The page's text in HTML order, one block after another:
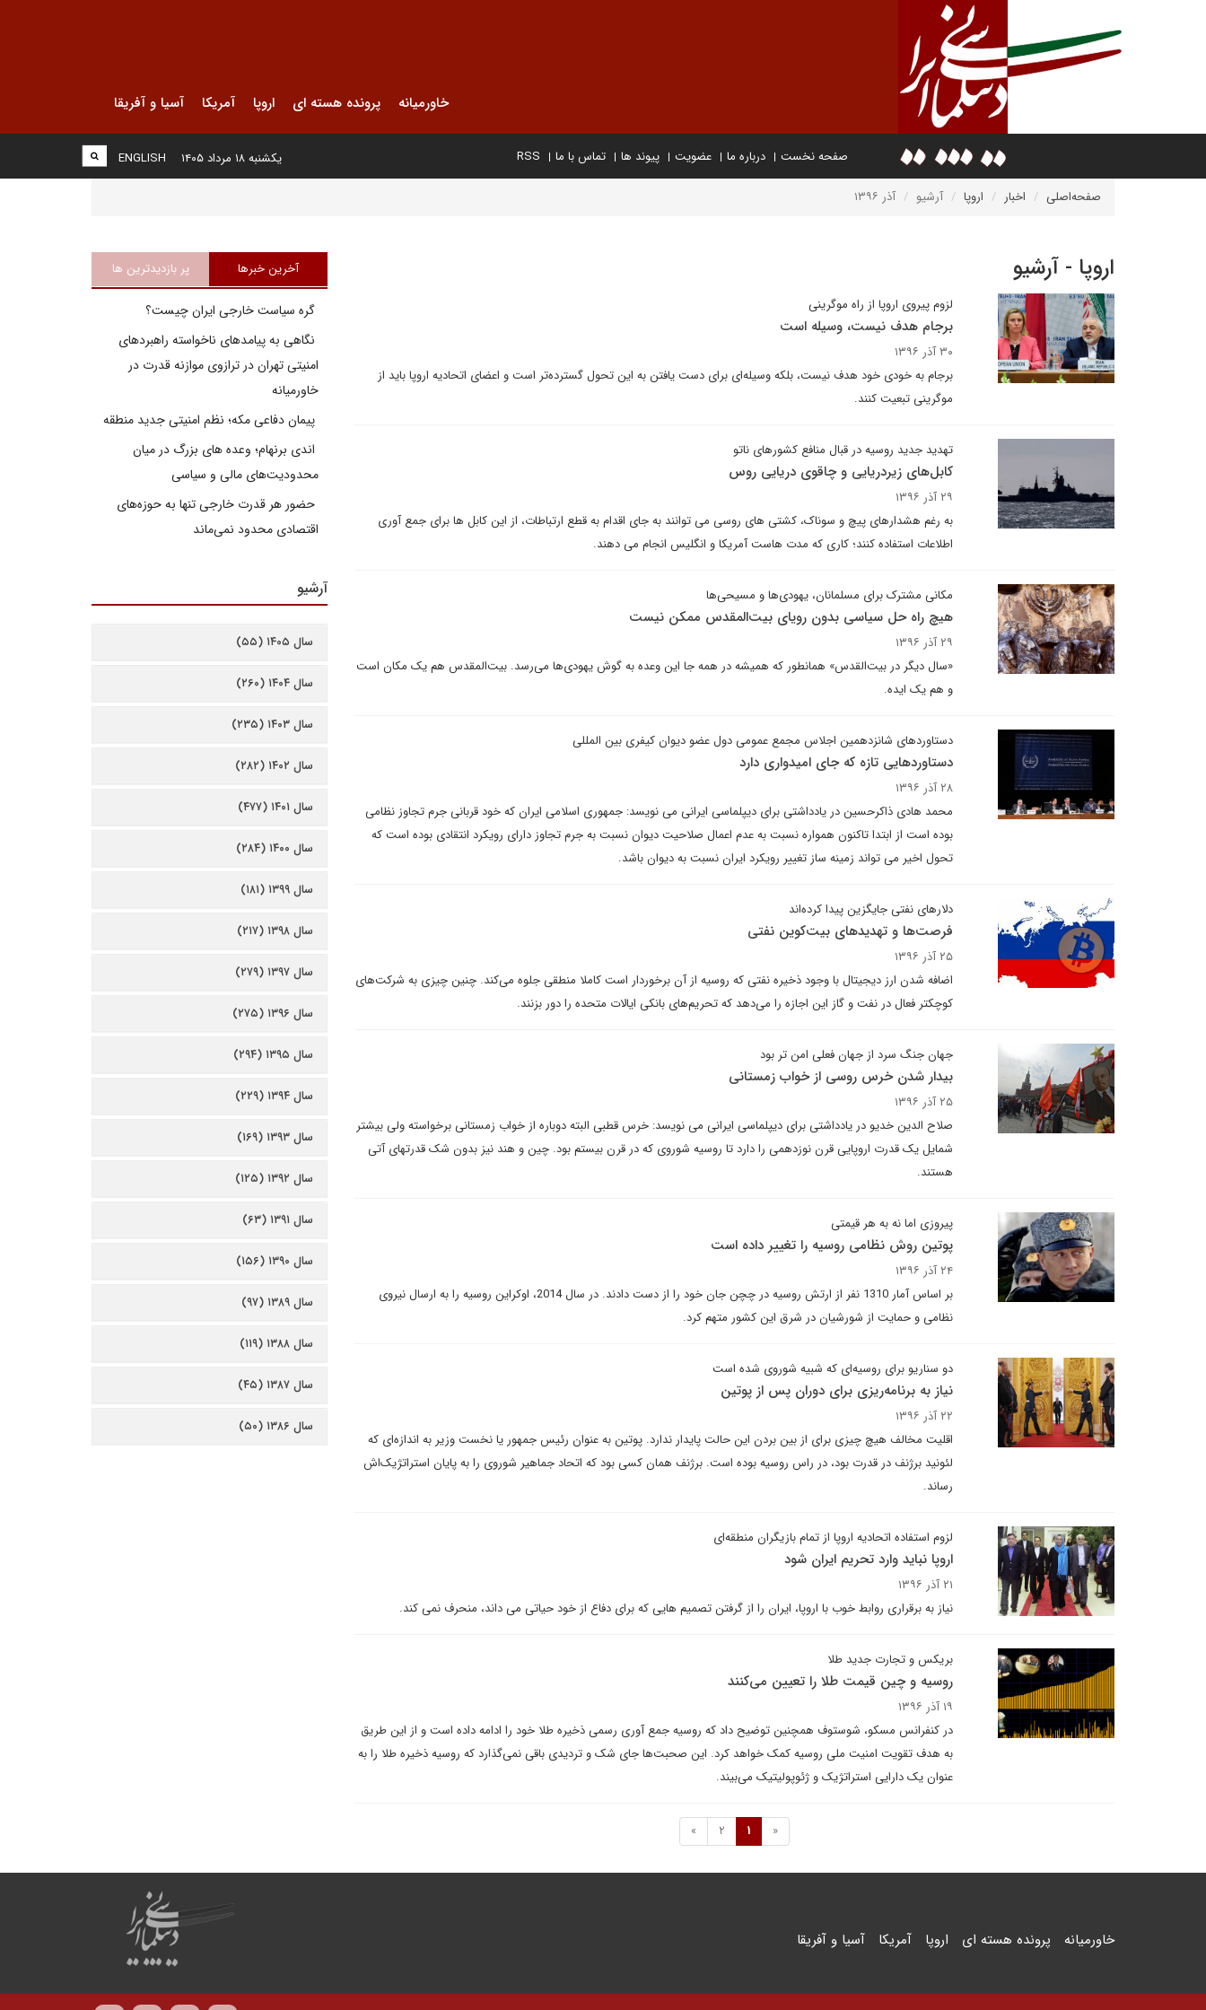
خاورمیانه پرونده هسته ای اروپا آمریکا آسیا و آفریقا
صفحه نخست درباره ما عضویت پیوند ها تماس با ما RSS
ENGLISH یکشنبه ۱۸ مرداد ۱۴۰۵
صفحه‌اصلی اخبار اروپا آرشیو آذر ۱۳۹۶
اروپا - آرشیو
لزوم پیروی اروپا از راه موگرینی
برجام هدف نیست، وسیله است
۳۰ آذر ۱۳۹۶
برجام به خودی خود هدف نیست، بلکه وسیله‌ای برای دست یافتن به این تحول گسترده‌تر است و اعضای اتحادیه اروپا باید از
موگرینی تبعیت کنند.
تهدید جدید روسیه در قبال منافع کشورهای ناتو
کابل‌های زیردریایی و چاقوی دریایی روس
۲۹ آذر ۱۳۹۶
به رغم هشدارهای پیچ و سوناک، کشتی های روسی می توانند به جای اقدام به قطع ارتباطات، از این کابل ها برای جمع آوری
اطلاعات استفاده کنند؛ کاری که مدت هاست آمریکا و انگلیس انجام می دهند.
مکانی مشترک برای مسلمانان، یهودی‌ها و مسیحی‌ها
هیچ راه حل سیاسی بدون رویای بیت‌‌المقدس ممکن نیست
۲۹ آذر ۱۳۹۶
«سال دیگر در بیت‌القدس» همانطور که همیشه در همه جا این وعده به گوش یهودی‌ها می‌رسد. بیت‌المقدس هم یک مکان است
و هم یک ایده.
دستاوردهای شانزدهمین اجلاس مجمع عمومی دول عضو دیوان کیفری بین المللی
دستاوردهایی تازه که جای امیدواری دارد
۲۸ آذر ۱۳۹۶
محمد هادی ذاکرحسین در یادداشتی برای دیپلماسی ایرانی می نویسد: جمهوری اسلامی ایران که خود قربانی جرم تجاوز نظامی
بوده است از ابتدا تاکنون همواره نسبت به عدم اعمال صلاحیت دیوان نسبت به جرم تجاوز دارای رویکرد انتقادی بوده است که
تحول اخیر می تواند زمینه ساز تغییر رویکرد ایران نسبت به دیوان باشد.
دلارهای نفتی جایگزین پیدا کرده‌اند
فرصت‌ها و تهدیدهای بیت‌کوین نفتی
۲۵ آذر ۱۳۹۶
اضافه شدن ارز دیجیتال با وجود ذخیره نفتی که روسیه از آن برخوردار است کاملا منطقی جلوه می‌کند. چنین چیزی به شرکت‌های
کوچکتر فعال در نفت و گاز این اجازه را می‌دهد که تحریم‌های بانکی ایالات متحده را دور بزنند.
جهان جنگ سرد از جهان فعلی امن تر بود
بیدار شدن خرس روسی از خواب زمستانی
۲۵ آذر ۱۳۹۶
صلاح الدین خدیو در یادداشتی برای دیپلماسی ایرانی می نویسد: خرس قطبی البته دوباره از خواب زمستانی برخواسته ولی بیشتر
شمایل یک قدرت اروپایی قرن نوزدهمی را دارد تا روسیه شوروی که در قرن بیستم بود. چین و هند نیز بدون شک قدرتهای آتی
هستند.
پیروزی اما نه به هر قیمتی
پوتین روش نظامی روسیه را تغییر داده است
۲۴ آذر ۱۳۹۶
بر اساس آمار 1310 نفر از ارتش روسیه در چچن جان خود را از دست دادند. در سال 2014، اوکراین روسیه را به ارسال نیروی
نظامی و حمایت از شورشیان در شرق این کشور متهم کرد.
دو سناریو برای روسیه‌ای که شبیه شوروی شده است
نیاز به برنامه‌ریزی برای دوران پس از پوتین
۲۲ آذر ۱۳۹۶
اقلیت مخالف هیچ چیزی برای از بین بردن این حالت پایدار ندارد. پوتین به عنوان رئیس جمهور یا نخست وزیر به اندازه‌ای که
لئونید برژنف در قدرت بود، در راس روسیه بوده است. برژنف همان کسی بود که اتحاد جماهیر شوروی را به پایان استراتژیک‌اش
رساند.
لزوم استفاده اتحادیه اروپا از تمام بازیگران منطقه‌ای
اروپا نباید وارد تحریم ایران شود
۲۱ آذر ۱۳۹۶
نیاز به برقراری روابط خوب با اروپا، ایران را از گرفتن تصمیم هایی که برای دفاع از خود حیاتی می داند، منحرف نمی کند.
بریکس و تجارت جدید طلا
روسیه و چین قیمت طلا را تعیین می‌کنند
۱۹ آذر ۱۳۹۶
در کنفرانس مسکو، شوستوف همچنین توضیح داد که روسیه جمع آوری رسمی ذخیره طلا خود را ادامه داده است و از این طریق
به هدف تقویت امنیت ملی روسیه کمک خواهد کرد. این صحبت‌ها جای شک و تردیدی باقی نمی‌گذارد که روسیه ذخیره طلا را به
عنوان یک دارایی استراتژیک و ژئوپولیتیک می‌بیند.
«
1
2
»
آخرین خبرها پر بازدیدترین ها
گره سیاست خارجی ایران چیست؟
نگاهی به پیامدهای ناخواسته راهبردهای
امنیتی تهران در ترازوی موازنه قدرت در
خاورمیانه
پیمان دفاعی مکه؛ نظم امنیتی جدید منطقه
اندی برنهام؛ وعده های بزرگ در میان
محدودیت‌های مالی و سیاسی
حضور هر قدرت خارجی تنها به حوزه‌های
اقتصادی محدود نمی‌ماند
آرشیو
سال ۱۴۰۵ (۵۵)
سال ۱۴۰۴ (۲۶۰)
سال ۱۴۰۳ (۲۳۵)
سال ۱۴۰۲ (۲۸۲)
سال ۱۴۰۱ (۴۷۷)
سال ۱۴۰۰ (۲۸۴)
سال ۱۳۹۹ (۱۸۱)
سال ۱۳۹۸ (۲۱۷)
سال ۱۳۹۷ (۲۷۹)
سال ۱۳۹۶ (۲۷۵)
سال ۱۳۹۵ (۲۹۴)
سال ۱۳۹۴ (۲۲۹)
سال ۱۳۹۳ (۱۶۹)
سال ۱۳۹۲ (۱۲۵)
سال ۱۳۹۱ (۶۳)
سال ۱۳۹۰ (۱۵۶)
سال ۱۳۸۹ (۹۷)
سال ۱۳۸۸ (۱۱۹)
سال ۱۳۸۷ (۴۵)
سال ۱۳۸۶ (۵۰)
خاورمیانه پرونده هسته ای اروپا آمریکا آسیا و آفریقا